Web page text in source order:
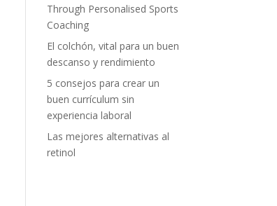
Through Personalised Sports
Coaching
El colchón, vital para un buen
descanso y rendimiento
5 consejos para crear un
buen currículum sin
experiencia laboral
Las mejores alternativas al
retinol